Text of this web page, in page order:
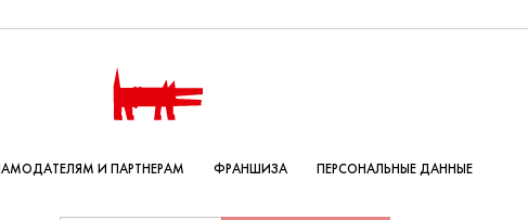
И ПАРТНЕРАМ ФРАНШИЗА ПЕРСОНАЛЬНЫЕ ДАННЫЕ